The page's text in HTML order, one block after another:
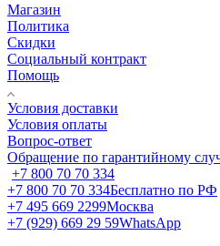
Магазин
Политика
Скидки
Социальный контракт
Помощь
Условия доставки
Условия оплаты
Вопрос-ответ
Обращение по гарантийному
+7 800 70 70 334
+7 800 70 70 334Бесплатно по РФ
+7 495 669 2299Москва
+7 (929) 669 29 59WhatsApp